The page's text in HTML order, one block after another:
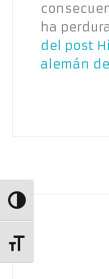
Alternar alto
Alternar
ha
del post
alemán